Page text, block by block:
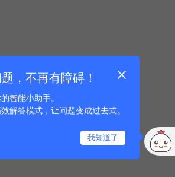
，不再有障碍！
智能小助手。
解答模式，让问题变成过去式。
我知道了